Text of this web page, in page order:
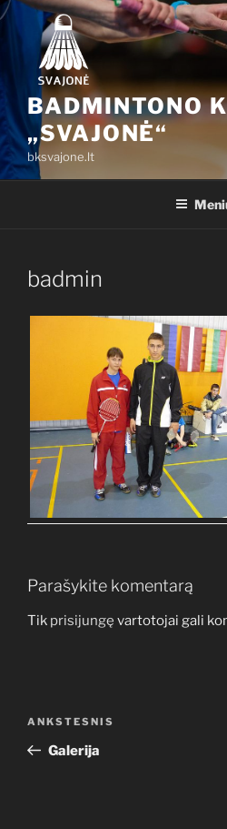
Eiti
prie
turinio
BADMINTONO
„SVAJONĖ“
bksvajone.lt
badmin
Parašykite komentarą
Tik prisijungę vartotojai gali
įrašų
Ankstesnis
įrašas
ANKSTESNIS
Galerija